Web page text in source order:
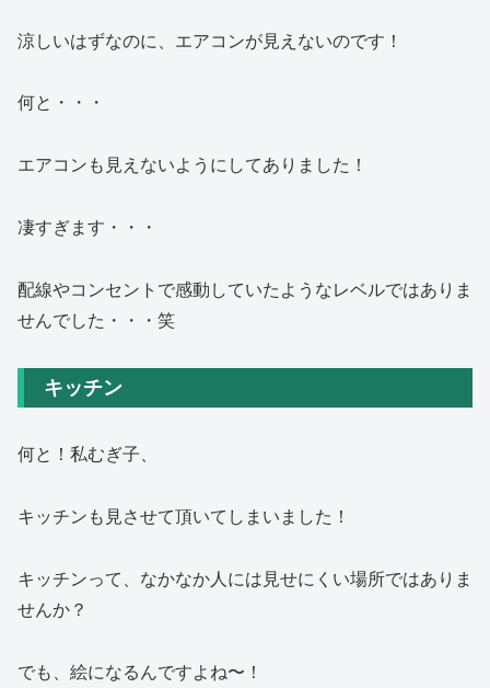
涼しいはずなのに、エアコンが見えないのです！
何と・・・
エアコンも見えないようにしてありました！
凄すぎます・・・
配線やコンセントで感動していたようなレベルではありま
せんでした・・・笑
キッチン
何と！私むぎ子、
キッチンも見させて頂いてしまいました！
キッチンって、なかなか人には見せにくい場所ではありま
せんか？
でも、絵になるんですよね〜！